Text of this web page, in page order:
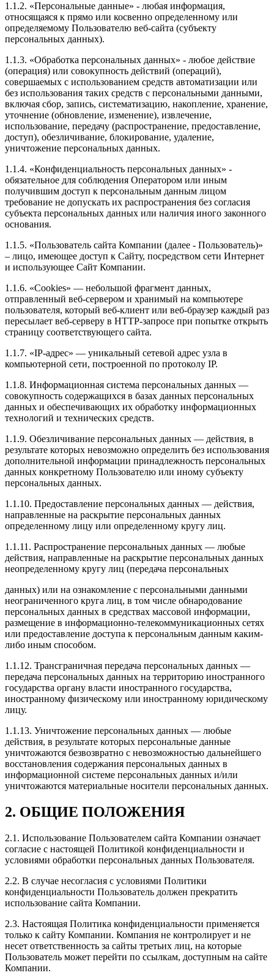
1.1.2. «Персональные данные» - любая информация,
относящаяся к прямо или косвенно определенному или
определяемому Пользователю веб-сайта (субъекту
персональных данных).
1.1.3. «Обработка персональных данных» - любое действие
(операция) или совокупность действий (операций),
совершаемых с использованием средств автоматизации или
без использования таких средств с персональными данными,
включая сбор, запись, систематизацию, накопление, хранение,
уточнение (обновление, изменение), извлечение,
использование, передачу (распространение, предоставление,
доступ), обезличивание, блокирование, удаление,
уничтожение персональных данных.
1.1.4. «Конфиденциальность персональных данных» -
обязательное для соблюдения Оператором или иным
получившим доступ к персональным данным лицом
требование не допускать их распространения без согласия
субъекта персональных данных или наличия иного законного
основания.
1.1.5. «Пользователь сайта Компании (далее - Пользователь)»
– лицо, имеющее доступ к Сайту, посредством сети Интернет
и использующее Сайт Компании.
1.1.6. «Cookies» — небольшой фрагмент данных,
отправленный веб-сервером и хранимый на компьютере
пользователя, который веб-клиент или веб-браузер каждый раз
пересылает веб-серверу в HTTP-запросе при попытке открыть
страницу соответствующего сайта.
1.1.7. «IP-адрес» — уникальный сетевой адрес узла в
компьютерной сети, построенной по протоколу IP.
1.1.8. Информационная система персональных данных —
совокупность содержащихся в базах данных персональных
данных и обеспечивающих их обработку информационных
технологий и технических средств.
1.1.9. Обезличивание персональных данных — действия, в
результате которых невозможно определить без использования
дополнительной информации принадлежность персональных
данных конкретному Пользователю или иному субъекту
персональных данных.
1.1.10. Предоставление персональных данных — действия,
направленные на раскрытие персональных данных
определенному лицу или определенному кругу лиц.
1.1.11. Распространение персональных данных — любые
действия, направленные на раскрытие персональных данных
неопределенному кругу лиц (передача персональных
данных) или на ознакомление с персональными данными
неограниченного круга лиц, в том числе обнародование
персональных данных в средствах массовой информации,
размещение в информационно-телекоммуникационных сетях
или предоставление доступа к персональным данным каким-
либо иным способом.
1.1.12. Трансграничная передача персональных данных —
передача персональных данных на территорию иностранного
государства органу власти иностранного государства,
иностранному физическому или иностранному юридическому
лицу.
1.1.13. Уничтожение персональных данных — любые
действия, в результате которых персональные данные
уничтожаются безвозвратно с невозможностью дальнейшего
восстановления содержания персональных данных в
информационной системе персональных данных и/или
уничтожаются материальные носители персональных данных.
2. ОБЩИЕ ПОЛОЖЕНИЯ
2.1. Использование Пользователем сайта Компании означает
согласие с настоящей Политикой конфиденциальности и
условиями обработки персональных данных Пользователя.
2.2. В случае несогласия с условиями Политики
конфиденциальности Пользователь должен прекратить
использование сайта Компании.
2.3. Настоящая Политика конфиденциальности применяется
только к сайту Компании. Компания не контролирует и не
несет ответственность за сайты третьих лиц, на которые
Пользователь может перейти по ссылкам, доступным на сайте
Компании.